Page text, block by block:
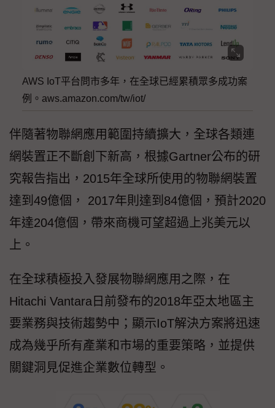
AWS IoT平台問市多年，在全球已經累積眾多成功案
例。aws.amazon.com/tw/iot/
伴隨著物聯網應用範圍持續擴大，全球各類連
網裝置正不斷創下新高，根據Gartner公布的研
究報告指出，2015年全球所使用的物聯網裝置
達到49億個， 2017年則達到84億個，預計2020
年達204億個，帶來商機可望超過上兆美元以
上。
在全球積極投入發展物聯網應用之際，在
Hitachi Vantara日前發布的2018年亞太地區主
要業務與技術趨勢中；顯示IoT解決方案將迅速
成為幾乎所有產業和市場的重要策略，並提供
關鍵洞見促進企業數位轉型。